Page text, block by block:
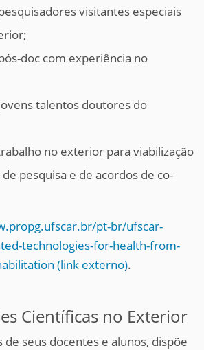
visitantes especiais
doc com experiência no
talentos doutores do
no exterior para viabilização
pesquisa e de acordos de co-
pt-br/ufscar-
technologies-for-health-from-
(link externo).
Científicas no Exterior
de seus docentes e alunos, dispõe